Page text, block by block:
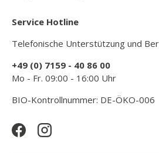
Service Hotline
Telefonische Unterstützung und
+49 (0) 7159 - 40 86 00
Mo - Fr. 09:00 - 16:00 Uhr
BIO-Kontrollnummer: DE-ÖKO-006
FacebookInstagram